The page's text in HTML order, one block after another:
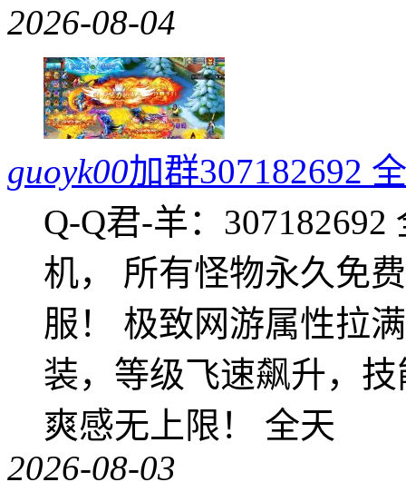
2026-08-04
guoyk00加群307182692
Q-Q君-羊：
机， 所有怪物永久免
服！ 极致网游属性拉
装，等级飞速飙升，
爽感无上限！ 全天
2026-08-03